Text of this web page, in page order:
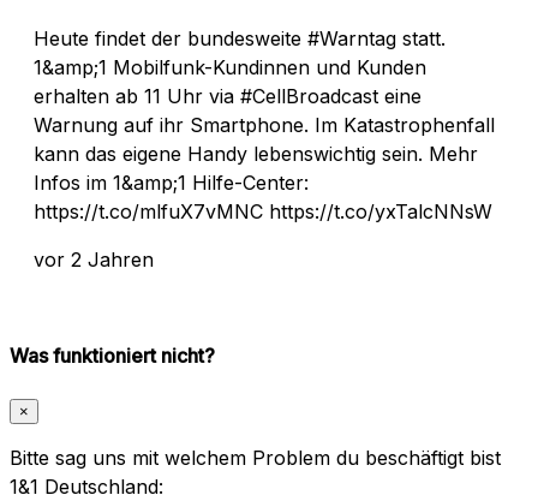
Heute findet der bundesweite #Warntag statt.
1&amp;1 Mobilfunk-Kundinnen und Kunden
erhalten ab 11 Uhr via #CellBroadcast eine
Warnung auf ihr Smartphone. Im Katastrophenfall
kann das eigene Handy lebenswichtig sein. Mehr
Infos im 1&amp;1 Hilfe-Center:
https://t.co/mlfuX7vMNC https://t.co/yxTalcNNsW
vor 2 Jahren
Was funktioniert nicht?
×
Bitte sag uns mit welchem Problem du beschäftigt bist
1&1 Deutschland: